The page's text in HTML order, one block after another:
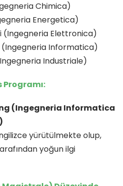
Chimica)
Energetica)
(Ingegneria Elettronica)
(Ingegneria Informatica)
Industriale)
(Ingegneria Informatica
yürütülmekte olup,
yoğun ilgi